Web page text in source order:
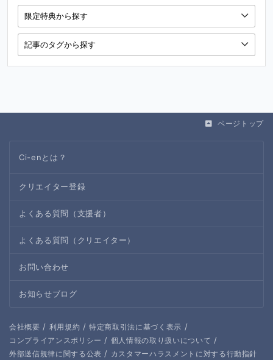
ページトップ
Ci-enとは？
クリエイター登録
よくある質問（支援者）
よくある質問（クリエイター）
お問い合わせ
お知らせブログ
会社概要 / 利用規約 / 特定商取引法に基づく表示 /
コンプライアンスポリシー / 個人情報の取り扱いについて /
外部送信規律に関する公表 / カスタマーハラスメントに対する行動指針